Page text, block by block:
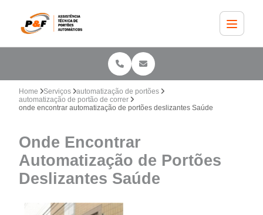
Home Serviços
automatização de portões
automatização de portão de correr
onde encontrar automatização de portões deslizantes Saúde
Onde Encontrar
Automatização de Portões
Deslizantes Saúde